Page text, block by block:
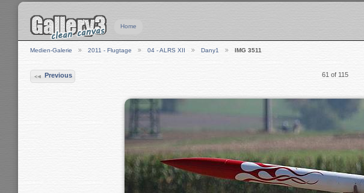
Home
Medien-Galerie 2011 - Flugtage 04 - ALRS XII Dany1 IMG 3511
Previous 61 of 115